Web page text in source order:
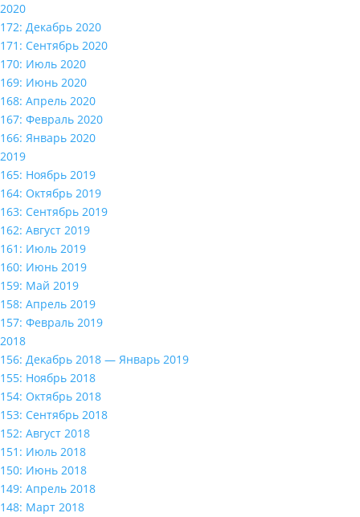
2020
172: Декабрь 2020
171: Сентябрь 2020
170: Июль 2020
169: Июнь 2020
168: Апрель 2020
167: Февраль 2020
166: Январь 2020
2019
165: Ноябрь 2019
164: Октябрь 2019
163: Сентябрь 2019
162: Август 2019
161: Июль 2019
160: Июнь 2019
159: Май 2019
158: Апрель 2019
157: Февраль 2019
2018
156: Декабрь 2018 — Январь 2019
155: Ноябрь 2018
154: Октябрь 2018
153: Сентябрь 2018
152: Август 2018
151: Июль 2018
150: Июнь 2018
149: Апрель 2018
148: Март 2018